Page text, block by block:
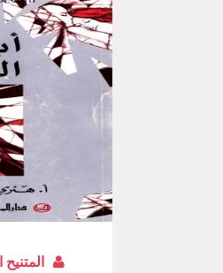
تناسخ الارواح
الملكوت الجحيم
جهم ليست نار
المسيح عن
الحب يخلص
الارثوكذسي
الابدية في
الحب ابديتنا